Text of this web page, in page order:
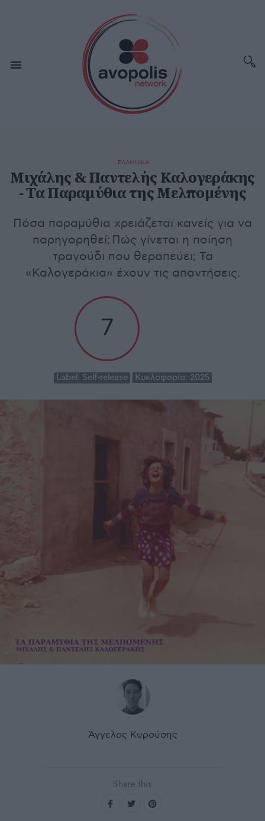
ΕΛΛΗΝΙΚΑ
Μιχάλης & Παντελής Καλογεράκης
- Τα Παραμύθια της Μελπομένης
Πόσα παραμύθια χρειάζεται κανείς για να
παρηγορηθεί; Πώς γίνεται η ποίηση
τραγούδι που θεραπεύει; Τα
«Καλογεράκια» έχουν τις απαντήσεις.
7
Label: Self-release Κυκλοφορία: 2025
Άγγελος Κυρούσης
Share this